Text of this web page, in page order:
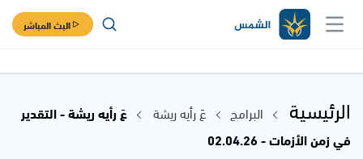
البث المباشر
الرئيسية البرامج عَ رأيه ريشة
عَ رأيه ريشة - التقدير
في زمن الأزمات - 02.04.26